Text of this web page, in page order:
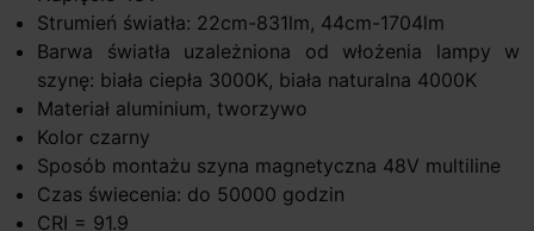
Strumień światła: 22cm-831lm, 44cm-1704lm
Barwa światła uzależniona od włożenia lampy w
szynę: biała ciepła 3000K, biała naturalna 4000K
Materiał aluminium, tworzywo
Kolor czarny
Sposób montażu szyna magnetyczna 48V multiline
Czas świecenia: do 50000 godzin
CRI = 91.9